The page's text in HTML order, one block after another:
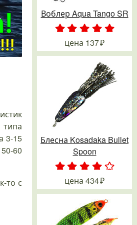
3-15
60
то с
Воблер Aqua Tango SR
. .
цена 137
Блесна Kosadaka Bullet
Spoon
. .
цена 434